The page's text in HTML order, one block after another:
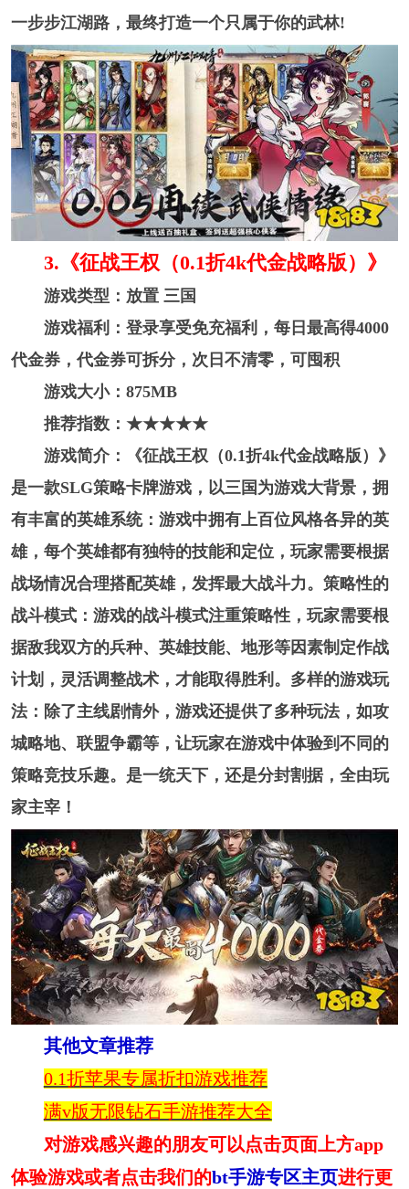
一步步江湖路，最终打造一个只属于你的武林!
3.《征战王权（0.1折4k代金战略版）》
游戏类型：放置 三国
游戏福利：登录享受免充福利，每日最高得4000
代金券，代金券可拆分，次日不清零，可囤积
游戏大小：875MB
推荐指数：★★★★★
游戏简介：《征战王权（0.1折4k代金战略版）》
是一款SLG策略卡牌游戏，以三国为游戏大背景，拥
有丰富的英雄系统：游戏中拥有上百位风格各异的英
雄，每个英雄都有独特的技能和定位，玩家需要根据
战场情况合理搭配英雄，发挥最大战斗力。策略性的
战斗模式：游戏的战斗模式注重策略性，玩家需要根
据敌我双方的兵种、英雄技能、地形等因素制定作战
计划，灵活调整战术，才能取得胜利。多样的游戏玩
法：除了主线剧情外，游戏还提供了多种玩法，如攻
城略地、联盟争霸等，让玩家在游戏中体验到不同的
策略竞技乐趣。是一统天下，还是分封割据，全由玩
家主宰！
其他文章推荐
0.1折苹果专属折扣游戏推荐
满v版无限钻石手游推荐大全
对游戏感兴趣的朋友可以点击页面上方app
体验游戏或者点击我们的bt手游专区主页进行更